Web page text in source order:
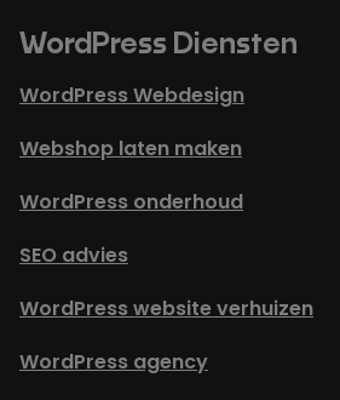
WordPress Diensten
WordPress Webdesign
Webshop laten maken
WordPress onderhoud
SEO advies
WordPress website verhuizen
WordPress agency